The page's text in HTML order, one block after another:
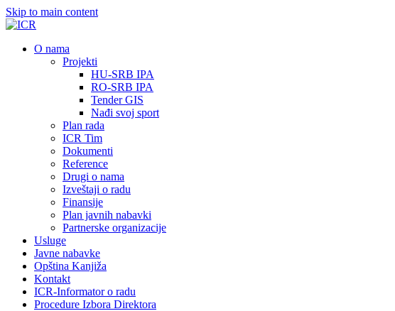
Skip to main content
О nama
Projekti
HU-SRB IPA
RO-SRB IPA
Tender GIS
Nađi svoj sport
Plan rada
ICR Tim
Dokumenti
Reference
Drugi o nama
Izveštaji o radu
Finansije
Plan javnih nabavki
Partnerske organizacije
Usluge
Javne nabavke
Opština Kanjiža
Kontakt
ICR-Informator o radu
Procedure Izbora Direktora